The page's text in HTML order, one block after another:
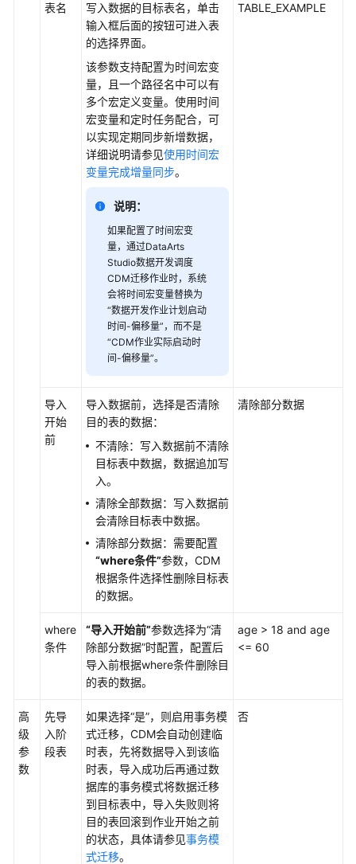
管
理
CDM
连
接
集
群
中
表名
写入数据的目标表名，单击
输入框后面的按钮可进入表
的选择界面。
该参数支持配置为时间宏变
量，且一个路径名中可以有
多个宏定义变量。使用时间
宏变量和定时任务配合，可
以实现定期同步新增数据，
详细说明请参见使用时间宏
变量完成增量同步。
说明：
如果配置了时间宏变
量，通过DataArts
Studio数据开发调度
CDM迁移作业时，系统
会将时间宏变量替换为
“数据开发作业计划启动
时间-偏移量”，而不是
“CDM作业实际启动时
间-偏移量”。
TABLE_EXAMPLE
导入
开始
前
导入数据前，选择是否清除
目的表的数据：
不清除：写入数据前不清除
目标表中数据，数据追加写
入。
清除全部数据：写入数据前
会清除目标表中数据。
清除部分数据：需要配置
“where条件”参数，CDM
根据条件选择性删除目标表
的数据。
清除部分数据
where
条件
“导入开始前”参数选择为“清
除部分数据”时配置，配置后
导入前根据where条件删除目
的表的数据。
age > 18 and age
<= 60
高
级
参
数
先导
入阶
段表
如果选择“是”，则启用事务模
式迁移，CDM会自动创建临
时表，先将数据导入到该临
时表，导入成功后再通过数
据库的事务模式将数据迁移
到目标表中，导入失败则将
目的表回滚到作业开始之前
的状态，具体请参见事务模
式迁移。
否